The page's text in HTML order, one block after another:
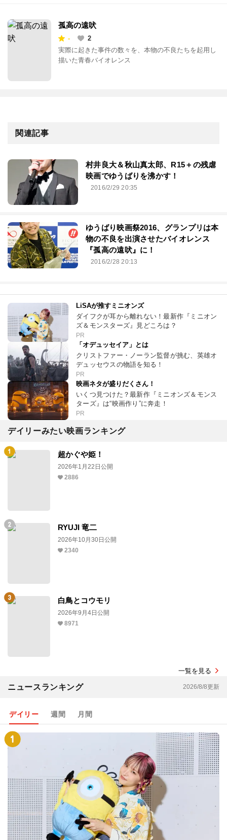
孤高の遠吠
-
2
実際に起きた事件の数々を、本物の不良たちを起用し
描いた青春バイオレンス
関連記事
村井良大＆秋山真太郎、R15＋の残虐
映画でゆうばりを沸かす！
2016/2/29 20:35
ゆうばり映画祭2016、グランプリは本
物の不良を出演させたバイオレンス
『孤高の遠吠』に！
2016/2/28 20:13
LiSAが推すミニオンズ
ダイフクが耳から離れない！最新作『ミニオン
ズ＆モンスターズ』見どころは？
PR
「オデュッセイア」とは
クリストファー・ノーラン監督が挑む、英雄オ
デュッセウスの物語を知る！
PR
映画ネタが盛りだくさん！
いくつ見つけた？最新作『ミニオンズ＆モンス
ターズ』は“映画作り”に奔走！
PR
デイリーみたい映画ランキング
超かぐや姫！
2026年1月22日公開
2886
RYUJI 竜二
2026年10月30日公開
2340
白鳥とコウモリ
2026年9月4日公開
8971
一覧を見る
ニュースランキング 2026/8/8更新
デイリー 週間 月間